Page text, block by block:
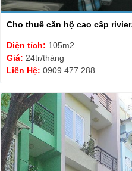
Cho thuê căn hộ cao cấp
Diện tích: 105m2
Giá: 24tr/tháng
Liên Hệ: 0909 477 288